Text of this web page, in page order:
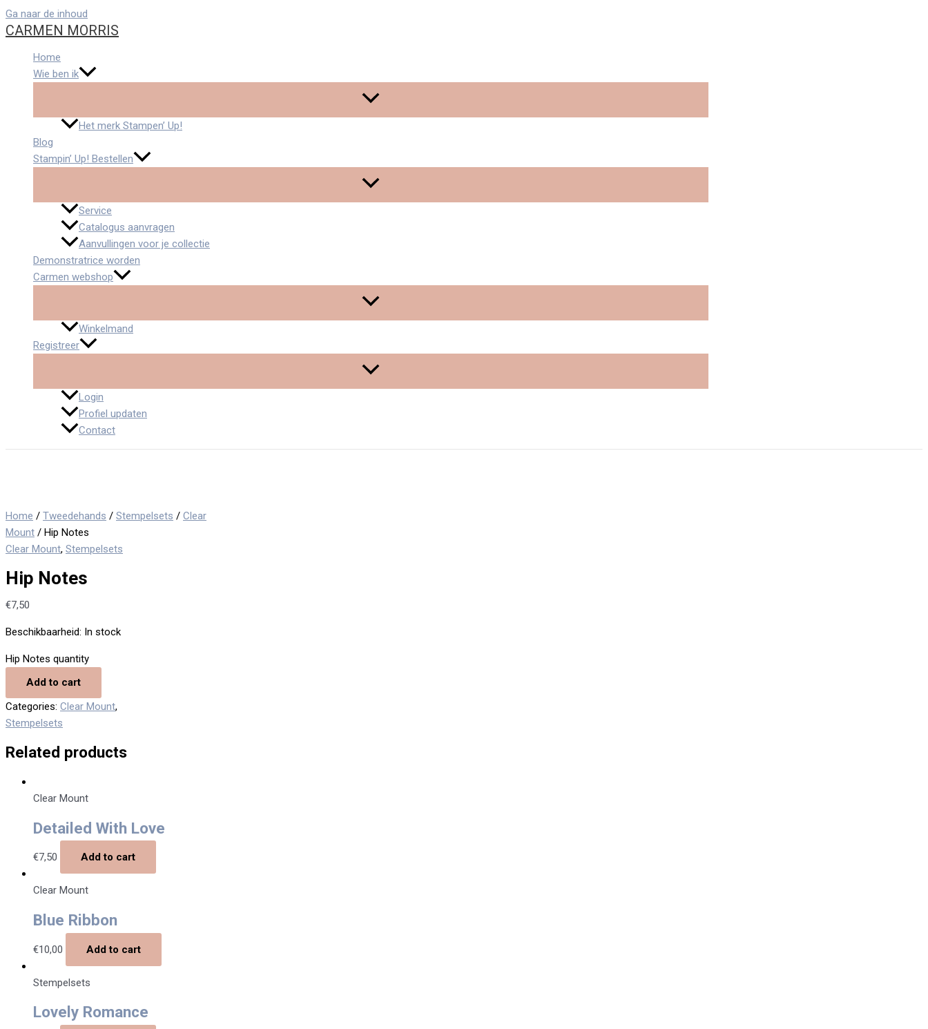
Ga naar de inhoud
CARMEN MORRIS
Home
Wie ben ik
Het merk Stampen’ Up!
Blog
Stampin’ Up! Bestellen
Service
Catalogus aanvragen
Aanvullingen voor je collectie
Demonstratrice worden
Carmen webshop
Winkelmand
Registreer
Login
Profiel updaten
Contact
Home / Tweedehands / Stempelsets / Clear
Mount / Hip Notes
Clear Mount, Stempelsets
Hip Notes
€7,50
Beschikbaarheid: In stock
Hip Notes quantity
Add to cart
Categories: Clear Mount,
Stempelsets
Related products
Clear Mount
Detailed With Love
€7,50 Add to cart
Clear Mount
Blue Ribbon
€10,00 Add to cart
Stempelsets
Lovely Romance